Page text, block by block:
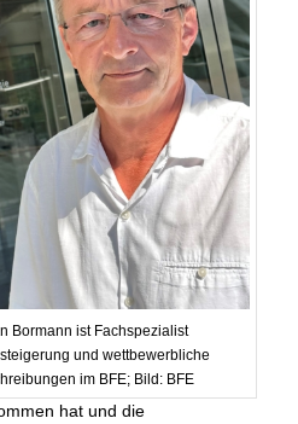
Bormann ist Fachspezialist
und wettbewerbliche
im BFE; Bild: BFE
hat und die